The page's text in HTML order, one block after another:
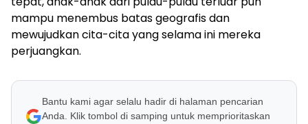
mampu menembus batas geografis dan
mewujudkan cita-cita yang selama ini mereka
perjuangkan.
Bantu kami agar selalu hadir di halaman pencarian
Anda. Klik tombol di samping untuk memprioritaskan